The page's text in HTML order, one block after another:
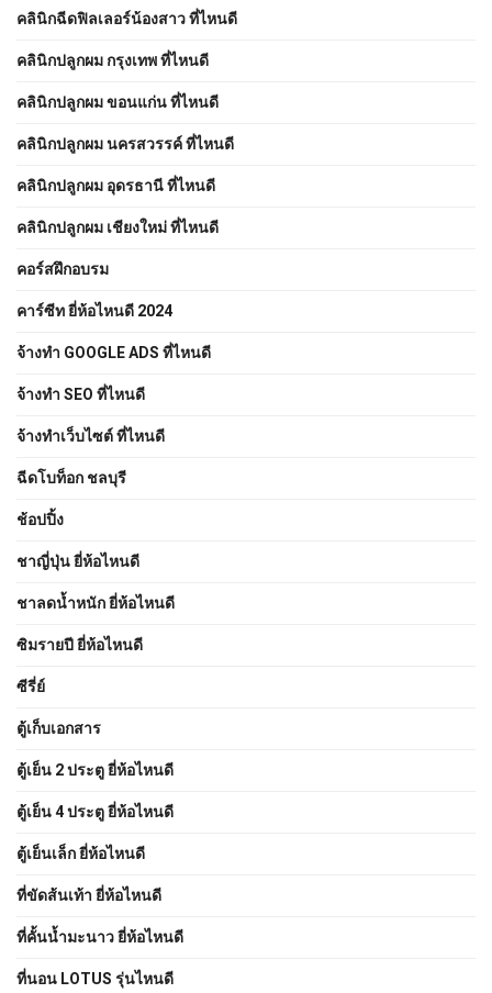
คลินิกฉีดฟิลเลอร์น้องสาว ที่ไหนดี
คลินิกปลูกผม กรุงเทพ ที่ไหนดี
คลินิกปลูกผม ขอนแก่น ที่ไหนดี
คลินิกปลูกผม นครสวรรค์ ที่ไหนดี
คลินิกปลูกผม อุดรธานี ที่ไหนดี
คลินิกปลูกผม เชียงใหม่ ที่ไหนดี
คอร์สฝึกอบรม
คาร์ซีท ยี่ห้อไหนดี 2024
จ้างทํา GOOGLE ADS ที่ไหนดี
จ้างทํา SEO ที่ไหนดี
จ้างทําเว็บไซต์ ที่ไหนดี
ฉีดโบท็อก ชลบุรี
ช้อปปิ้ง
ชาญี่ปุ่น ยี่ห้อไหนดี
ชาลดน้ำหนัก ยี่ห้อไหนดี
ซิมรายปี ยี่ห้อไหนดี
ซีรี่ย์
ตู้เก็บเอกสาร
ตู้เย็น 2 ประตู ยี่ห้อไหนดี
ตู้เย็น 4 ประตู ยี่ห้อไหนดี
ตู้เย็นเล็ก ยี่ห้อไหนดี
ที่ขัดส้นเท้า ยี่ห้อไหนดี
ที่คั้นน้ำมะนาว ยี่ห้อไหนดี
ที่นอน LOTUS รุ่นไหนดี